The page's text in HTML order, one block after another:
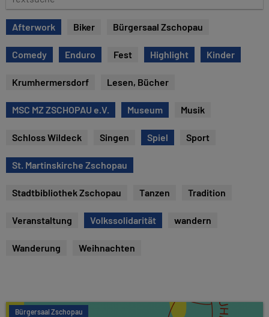
e
x
t
s
u
e
Afterwork Biker Bürgersaal Zschopau
Comedy Enduro Fest Highlight Kinder
Krumhermersdorf Lesen, Bücher
MSC MZ ZSCHOPAU e.V. Museum Musik
Schloss Wildeck Singen Spiel Sport
St. Martinskirche Zschopau
Stadtbibliothek Zschopau Tanzen Tradition
Veranstaltung Volkssolidarität wandern
Wanderung Weihnachten
Bürgersaal Zschopau